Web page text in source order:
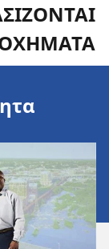
ΟΧΗΜΑΤΑ